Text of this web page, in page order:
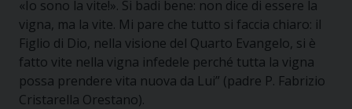
«Io sono la vite!». Si badi bene: non dice di essere la
vigna, ma la vite. Mi pare che tutto si faccia chiaro: il
Figlio di Dio, nella visione del Quarto Evangelo, si è
fatto vite nella vigna infedele perché tutta la vigna
possa prendere vita nuova da Lui” (padre P. Fabrizio
Cristarella Orestano).